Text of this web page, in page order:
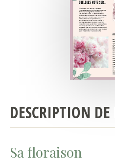
DESCRIPTION
Sa floraison